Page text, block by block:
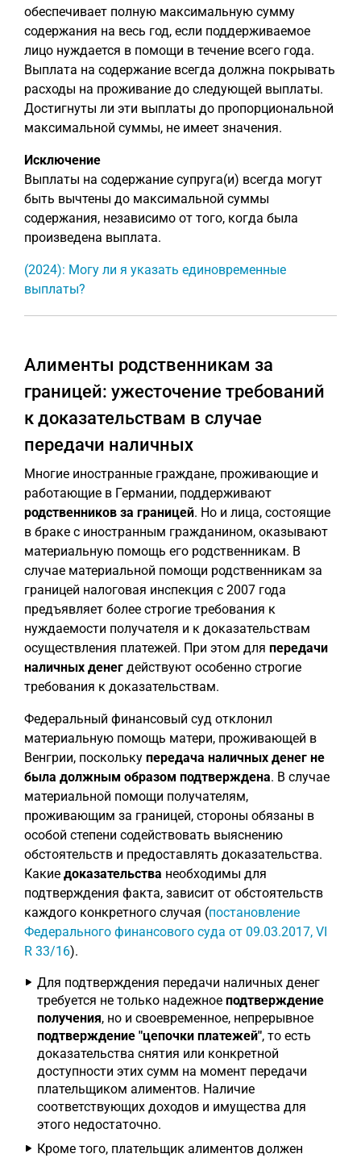
обеспечивает полную максимальную сумму
содержания на весь год, если поддерживаемое
лицо нуждается в помощи в течение всего года.
Выплата на содержание всегда должна покрывать
расходы на проживание до следующей выплаты.
Достигнуты ли эти выплаты до пропорциональной
максимальной суммы, не имеет значения.
Исключение
Выплаты на содержание супруга(и) всегда могут
быть вычтены до максимальной суммы
содержания, независимо от того, когда была
произведена выплата.
(2024): Могу ли я указать единовременные
выплаты?
Алименты родственникам за
границей: ужесточение требований
к доказательствам в случае
передачи наличных
Многие иностранные граждане, проживающие и
работающие в Германии, поддерживают
родственников за границей. Но и лица, состоящие
в браке с иностранным гражданином, оказывают
материальную помощь его родственникам. В
случае материальной помощи родственникам за
границей налоговая инспекция с 2007 года
предъявляет более строгие требования к
нуждаемости получателя и к доказательствам
осуществления платежей. При этом для передачи
наличных денег действуют особенно строгие
требования к доказательствам.
Федеральный финансовый суд отклонил
материальную помощь матери, проживающей в
Венгрии, поскольку передача наличных денег не
была должным образом подтверждена. В случае
материальной помощи получателям,
проживающим за границей, стороны обязаны в
особой степени содействовать выяснению
обстоятельств и предоставлять доказательства.
Какие доказательства необходимы для
подтверждения факта, зависит от обстоятельств
каждого конкретного случая (постановление
Федерального финансового суда от 09.03.2017, VI
R 33/16).
Для подтверждения передачи наличных денег
требуется не только надежное подтверждение
получения, но и своевременное, непрерывное
подтверждение "цепочки платежей", то есть
доказательства снятия или конкретной
доступности этих сумм на момент передачи
плательщиком алиментов. Наличие
соответствующих доходов и имущества для
этого недостаточно.
Кроме того, плательщик алиментов должен